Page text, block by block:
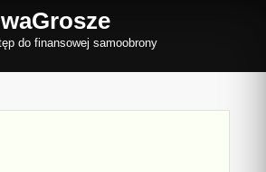
do finansowej samoobrony